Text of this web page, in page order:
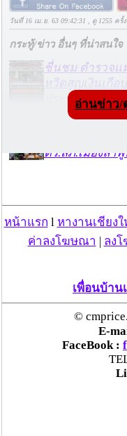
วันที่ 16 เม.ย. 63 09:42:31 , ดู 1255 ครั้ง
กระทู้/ข่าว อื่นๆ ที่น่าสนใจ
ชื่นชม ตำรวจแ
หวิดสูญเงินเกือ
ประสาน สตช.
ตร.สภ.เมืองลำ
แม่สะเรียง ลุยต
มาตรฐานเสี่ยง
“ลาว” ส่ง “24
เชียงของ เพื่อ
เอี่ยวแก๊งคอลเ
“ตรีนุช” เปิดตัว
แรงงานต่างด้า
อ่านข่าว/
หน้าแรก l หางานเชียง
ค่าลงโฆษณา | ลง
เพื่อนบ้าน
©
E-
FaceBook :